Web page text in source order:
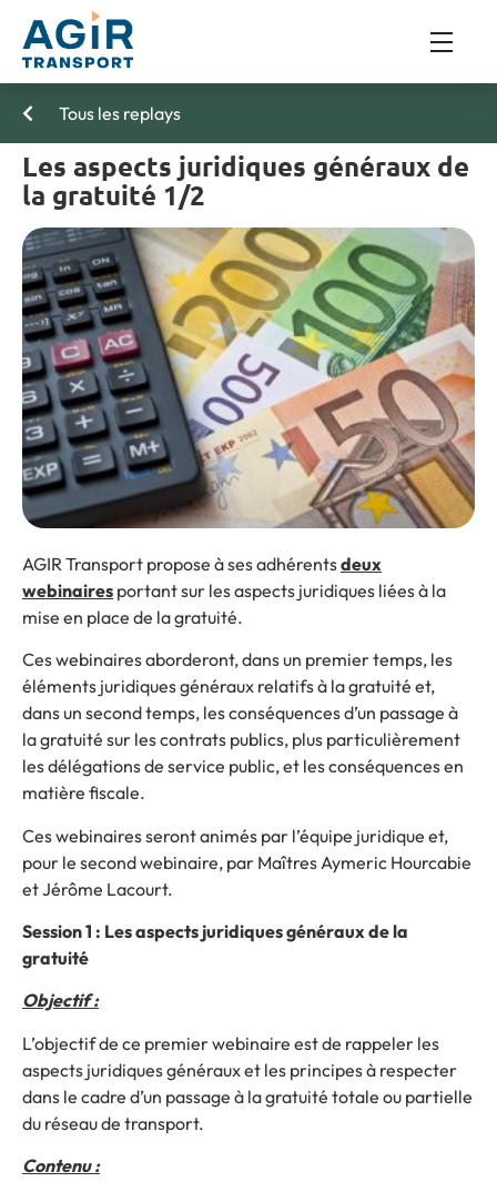
Tous les replays
Les aspects juridiques généraux de
la gratuité 1/2
AGIR Transport propose à ses adhérentsdeux
webinaires portant sur les aspects juridiques liées à la
mise en place de la gratuité.
Ces webinaires aborderont, dans un premier temps, les
éléments juridiques généraux relatifs à la gratuité et,
dans un second temps, les conséquences d’un passage à
la gratuité sur les contrats publics, plus particulièrement
les délégations de service public, et les conséquences en
matière fiscale.
Ces webinaires seront animés par l’équipe juridique et,
pour le second webinaire, par Maîtres Aymeric Hourcabie
et Jérôme Lacourt.
Session 1 : Les aspects juridiques généraux de la
gratuité
Objectif :
L’objectif de ce premier webinaire est de rappeler les
aspects juridiques généraux et les principes à respecter
dans le cadre d’un passage à la gratuité totale ou partielle
du réseau de transport.
Contenu :